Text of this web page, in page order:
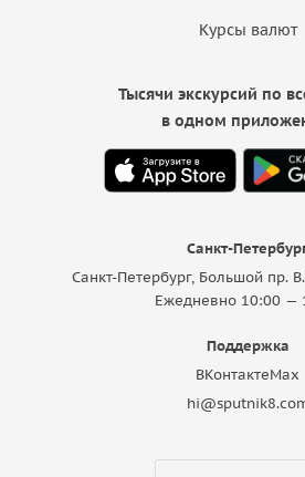
Курсы валют
Санкт-
Санкт-Петербург, Большой пр.
Ежедневно 10:00 —
Поддержка
ВКонтактеMax
Тысячи экскурсий по
в одном